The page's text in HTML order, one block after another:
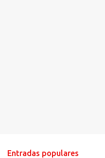
Entradas populares